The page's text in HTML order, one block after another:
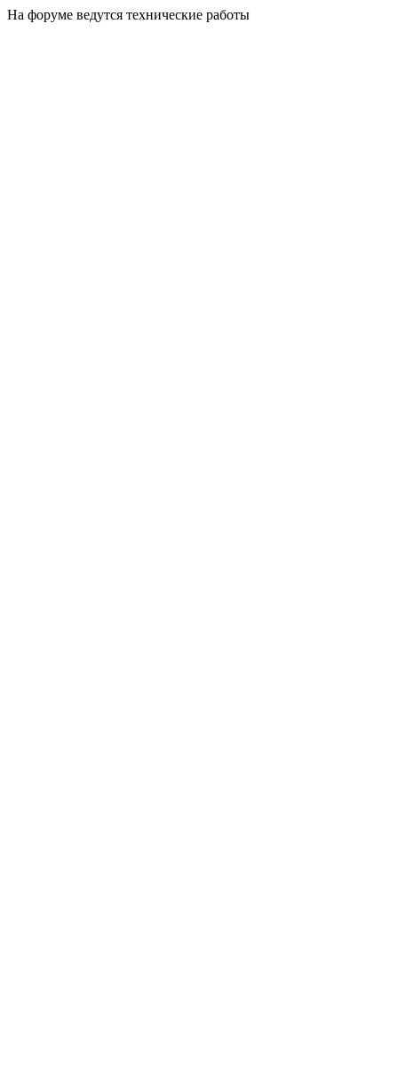
На форуме ведутся технические работы